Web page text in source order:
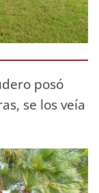
posó
se los veía